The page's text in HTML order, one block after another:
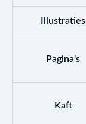
Illustraties
Pagina's
Kaft